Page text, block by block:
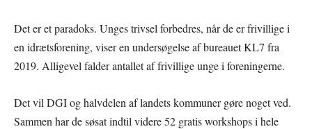
Det er et paradoks. Unges trivsel forbedres, når de er frivillige i
en idrætsforening, viser en undersøgelse af bureauet KL7 fra
2019. Alligevel falder antallet af frivillige unge i foreningerne.
Det vil DGI og halvdelen af landets kommuner gøre noget ved.
Sammen har de søsat indtil videre 52 gratis workshops i hele